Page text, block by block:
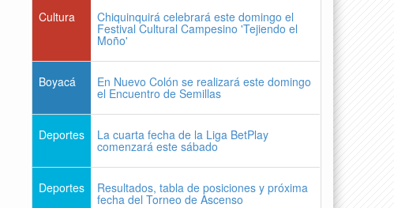
Cultura Chiquinquirá celebrará este domingo el
Festival Cultural Campesino 'Tejiendo el
Moño'
Boyacá En Nuevo Colón se realizará este domingo
el Encuentro de Semillas
Deportes La cuarta fecha de la Liga BetPlay
comenzará este sábado
Deportes Resultados, tabla de posiciones y próxima
fecha del Torneo de Ascenso